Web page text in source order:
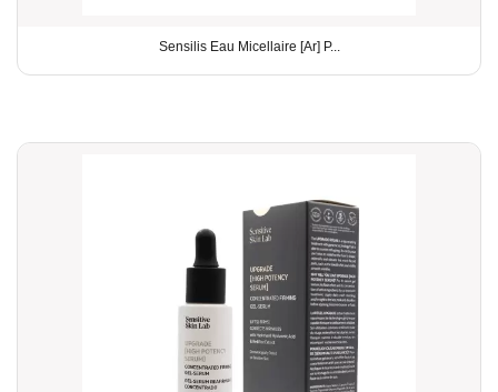
Sensilis Eau Micellaire [Ar] P...